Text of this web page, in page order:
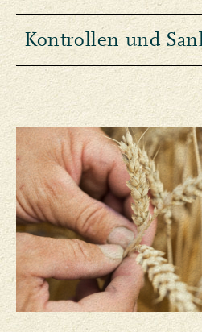
Kontrollen und